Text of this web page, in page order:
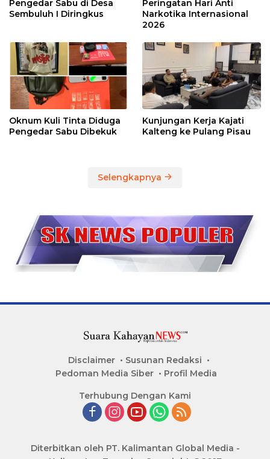
Pengedar Sabu di Desa
Sembuluh I Diringkus
Peringatan Hari Anti
Narkotika Internasional
2026
Oknum Kuli Tinta Diduga
Pengedar Sabu Dibekuk
Kunjungan Kerja Kajati
Kalteng ke Pulang Pisau
Selengkapnya
Disclaimer
Susunan Redaksi
Pedoman Media Siber
Profil Media
Terhubung Dengan Kami
Diterbitkan oleh PT. Kalimantan Global Media -